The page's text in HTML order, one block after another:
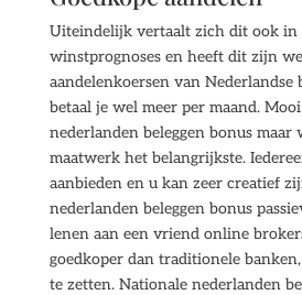
Uiteindelijk vertaalt zich dit ook in
winstprognoses en heeft dit zijn
aandelenkoersen van Nederlandse
betaal je wel meer per maand.
nederlanden beleggen bonus maar
maatwerk het belangrijkste.
aanbieden en u kan zeer creatief
nederlanden beleggen bonus
lenen aan een vriend online
goedkoper dan traditionele
te zetten. Nationale nederlanden